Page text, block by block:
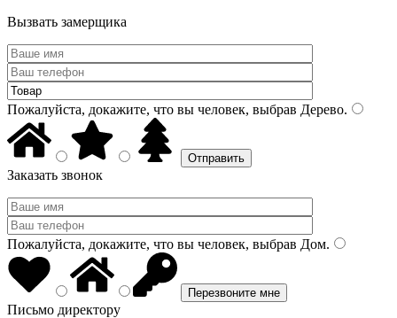
Вызвать замерщика
Пожалуйста, докажите, что вы человек, выбрав Дерево.
Заказать звонок
Пожалуйста, докажите, что вы человек, выбрав Дом.
Письмо директору